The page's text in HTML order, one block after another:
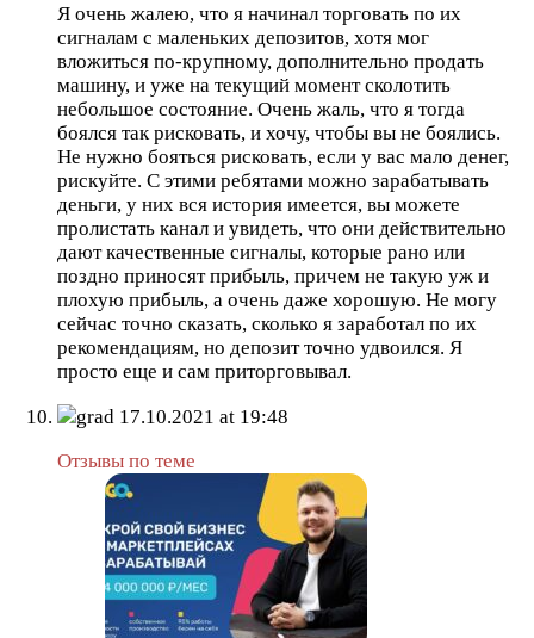
Я очень жалею, что я начинал торговать по их
сигналам с маленьких депозитов, хотя мог
вложиться по-крупному, дополнительно продать
машину, и уже на текущий момент сколотить
небольшое состояние. Очень жаль, что я тогда
боялся так рисковать, и хочу, чтобы вы не боялись.
Не нужно бояться рисковать, если у вас мало денег,
рискуйте. С этими ребятами можно зарабатывать
деньги, у них вся история имеется, вы можете
пролистать канал и увидеть, что они действительно
дают качественные сигналы, которые рано или
поздно приносят прибыль, причем не такую уж и
плохую прибыль, а очень даже хорошую. Не могу
сейчас точно сказать, сколько я заработал по их
рекомендациям, но депозит точно удвоился. Я
просто еще и сам приторговывал.
grad 17.10.2021 at 19:48
Отзывы по теме